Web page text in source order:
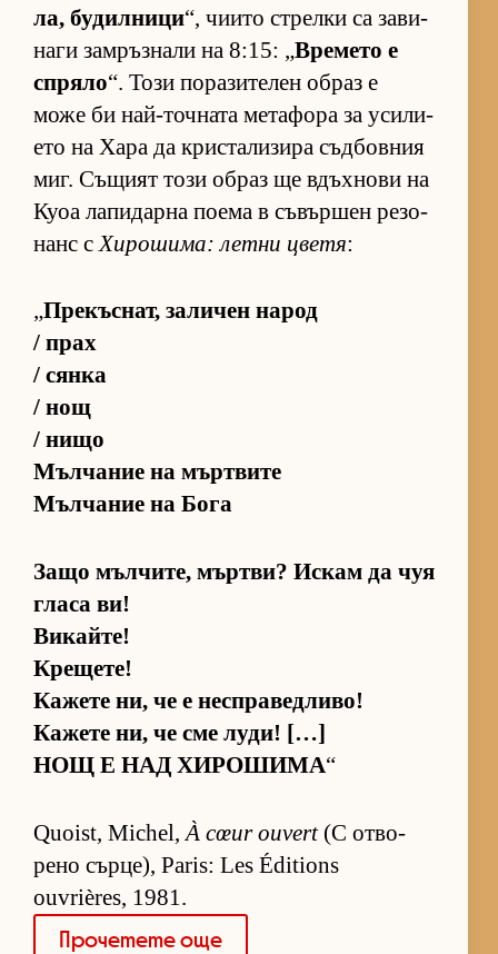
ла, бу­дил­ници“, чи­ито стрелки са за­ви­
наги зам­ръз­нали на 8:15: „Вре­мето е
спряло“. Този по­ра­зи­те­лен об­раз е
може би най-точ­ната ме­та­фора за уси­ли­
ето на Хара да крис­та­ли­зира съд­бов­ния
миг. Съ­щият този об­раз ще вдъх­нови на
Куоа ла­пи­дарна по­ема в съ­вър­шен ре­зо­
нанс с Хи­ро­ши­ма: летни цветя:
„Пре­къс­нат, за­ли­чен на­род
/ прах
/ сянка
/ нощ
/ нищо
Мъл­ча­ние на мър­т­вите
Мъл­ча­ние на Бога
Защо мъл­чи­те, мър­т­ви? Ис­кам да чуя
гласа ви!
Викайте!
Крещете!
Ка­жете ни, че е нес­п­ра­вед­ли­во!
Ка­жете ни, че сме лу­ди! […]
НОЩ Е НАД ХИ­РО­ШИМА“
Quoist, Michel,À cœur ouvert(С от­во­
рено сър­це), Paris: Les Éditions
ouvrières, 1981.
Про­че­тете още